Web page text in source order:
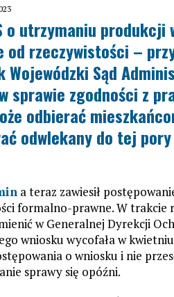
utrzymaniu produkcji
od rzeczywistości –
Sąd
sprawie zgodności z
odbierać
odwlekany do tej
a teraz zawiesił
formalno-prawne. W trakcie
w Generalnej Dyrekcji
wniosku wycofała w
o wniosku i nie
sprawy się opóźni.